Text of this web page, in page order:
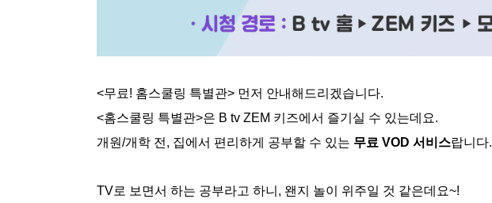
<무료! 홈스쿨링 특별관> 먼저 안내해드리겠습니다.
<홈스쿨링 특별관>은 B tv ZEM 키즈에서 즐기실 수 있는데요.
개원/개학 전, 집에서 편리하게 공부할 수 있는 무료 VOD 서비스랍니다.
TV로 보면서 하는 공부라고 하니, 왠지 놀이 위주일 것 같은데요~!